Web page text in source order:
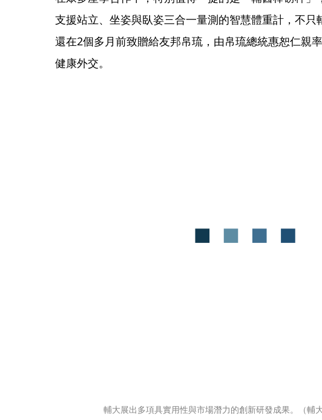
支援站立、坐姿與臥姿三合一量測的智慧體重計，不只
還在2個多月前致贈給友邦帛琉，由帛琉總統惠恕仁親
健康外交。
輔大展出多項具實用性與市場潛力的創新研發成果。（輔大